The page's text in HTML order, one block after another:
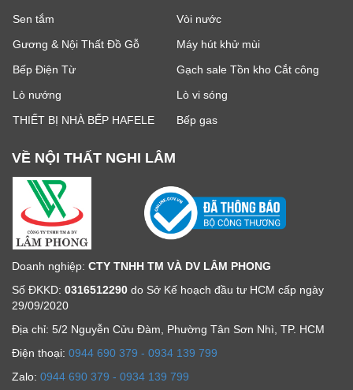
Sen tắm
Vòi nước
Gương & Nội Thất Đồ Gỗ
Máy hút khử mùi
Bếp Điện Từ
Gạch sale Tồn kho Cắt công
Lò nướng
Lò vi sóng
THIẾT BỊ NHÀ BẾP HAFELE
Bếp gas
VỀ NỘI THẤT NGHI LÂM
Doanh nghiệp: CTY TNHH TM VÀ DV LÂM PHONG
Số ĐKKD: 0316512290 do Sở Kế hoạch đầu tư HCM cấp ngày
29/09/2020
Địa chỉ: 5/2 Nguyễn Cửu Đàm, Phường Tân Sơn Nhì, TP. HCM
Ðiện thoại: 0944 690 379 - 0934 139 799
Zalo: 0944 690 379 - 0934 139 799